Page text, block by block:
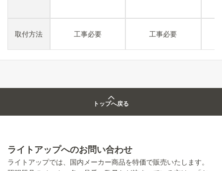
取付方法 工事必要 工事必要
トップへ戻る
ライトアップへのお問い合わせ
ライトアップでは、国内メーカー商品を特価で販売いたします。